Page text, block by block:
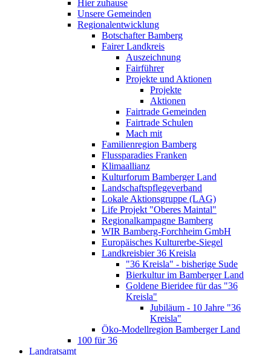
Hier zuhause
Unsere Gemeinden
Regionalentwicklung
Botschafter Bamberg
Fairer Landkreis
Auszeichnung
Fairführer
Projekte und Aktionen
Projekte
Aktionen
Fairtrade Gemeinden
Fairtrade Schulen
Mach mit
Familienregion Bamberg
Flussparadies Franken
Klimaallianz
Kulturforum Bamberger Land
Landschaftspflegeverband
Lokale Aktionsgruppe (LAG)
Life Projekt "Oberes Maintal"
Regionalkampagne Bamberg
WIR Bamberg-Forchheim GmbH
Europäisches Kulturerbe-Siegel
Landkreisbier 36 Kreisla
"36 Kreisla" - bisherige Sude
Bierkultur im Bamberger Land
Goldene Bieridee für das "36
Kreisla"
Jubiläum - 10 Jahre "36
Kreisla"
Öko-Modellregion Bamberger Land
100 für 36
Landratsamt